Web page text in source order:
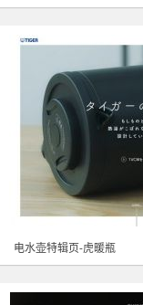
电水壶特辑页-虎暖瓶